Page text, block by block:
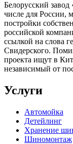
Белорусский
числе для России,
постройки
российской
ссылкой на слова
Свидерского.
проекта ищут в
независимый от
Услуги
Автомойка
Детейлинг
Хранение
Шиномонтаж